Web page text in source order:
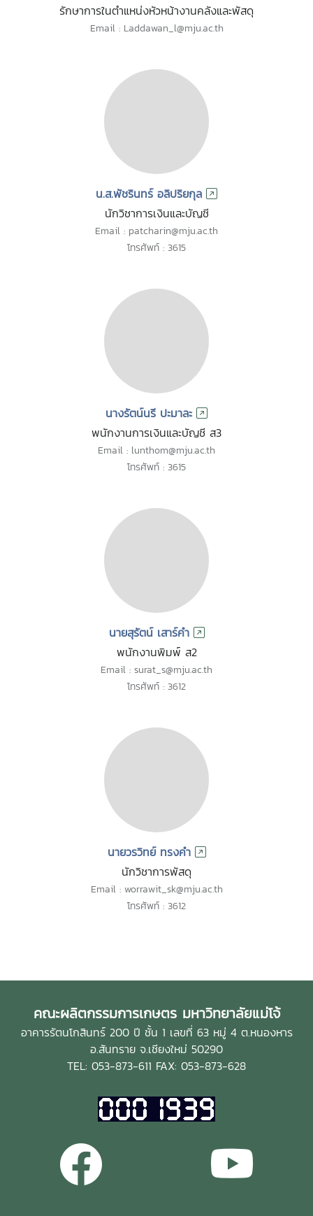
รักษาการในตำแหน่งหัวหน้างานคลังและพัสดุ
Email : Laddawan_l@mju.ac.th
น.ส.พัชรินทร์ อลิปริยกุล
นักวิชาการเงินและบัญชี
Email : patcharin@mju.ac.th
โทรศัพท์ : 3615
นางรัตน์นรี ปะมาละ
พนักงานการเงินและบัญชี ส3
Email : lunthom@mju.ac.th
โทรศัพท์ : 3615
นายสุรัตน์ เสาร์คำ
พนักงานพิมพ์ ส2
Email : surat_s@mju.ac.th
โทรศัพท์ : 3612
นายวรวิทย์ ทรงคำ
นักวิชาการพัสดุ
Email : worrawit_sk@mju.ac.th
โทรศัพท์ : 3612
คณะผลิตกรรมการเกษตร มหาวิทยาลัยแม่โจ้
อาคารรัตนโกสินทร์ 200 ปี ชั้น 1 เลขที่ 63 หมู่ 4 ต.หนองหาร
อ.สันทราย จ.เชียงใหม่ 50290
TEL: 053-873-611 FAX: 053-873-628